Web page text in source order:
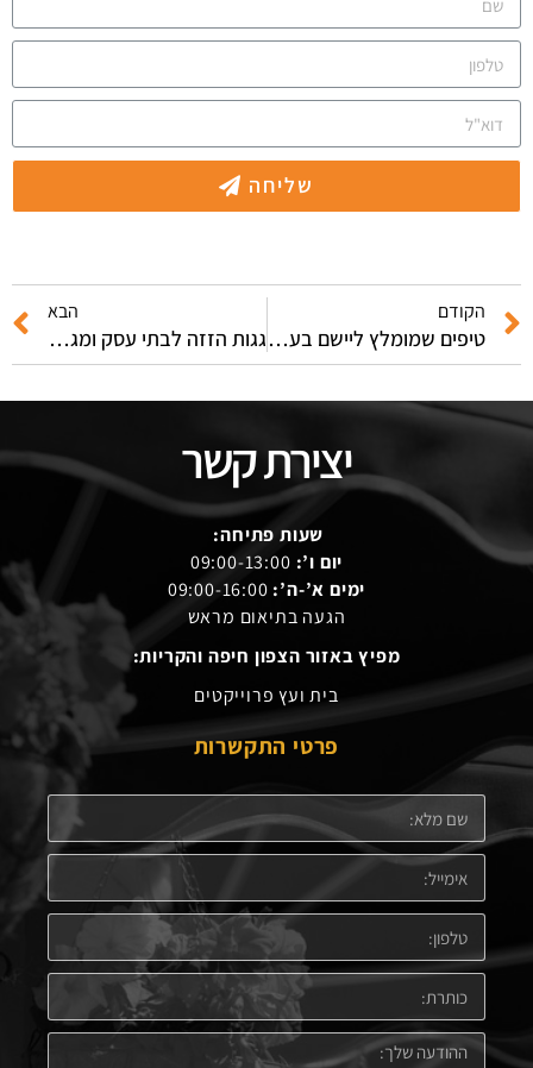
שליחה
הקודם
טיפים שמומלץ ליישם בעת בחירת פרגולות אלומיניום מתכוונות
הבא
גגות הזזה לבתי עסק ומגורים בקומות גג
יצירת קשר
שעות פתיחה:
יום ו’:09:00-13:00
ימים א’-ה’:09:00-16:00
הגעה בתיאום מראש
מפיץ באזור הצפון חיפה והקריות:
בית ועץ פרוייקטים
פרטי התקשרות